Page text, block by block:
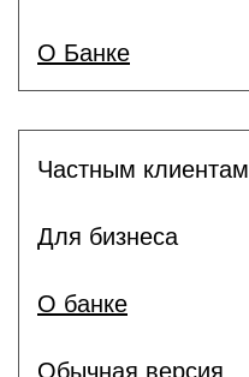
О Банке
Частным клиентам
Для бизнеса
О банке
Обычная версия